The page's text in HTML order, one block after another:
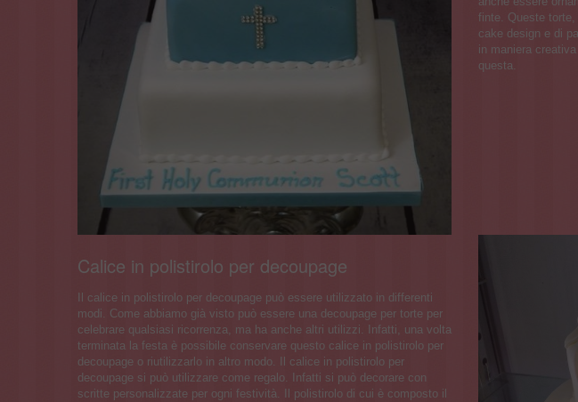
finte. Queste
cake design e di
in maniera
questa.
Calice in polistirolo per decoupage
Il calice in polistirolo per decoupage può essere utilizzato in differenti
modi. Come abbiamo già visto può essere una decoupage per torte per
celebrare qualsiasi ricorrenza, ma ha anche altri utilizzi. Infatti, una volta
terminata la festa è possibile conservare questo calice in polistirolo per
decoupage o riutilizzarlo in altro modo. Il calice in polistirolo per
decoupage si può utilizzare come regalo. Infatti si può decorare con
scritte personalizzate per ogni festività. Il polistirolo di cui è composto il